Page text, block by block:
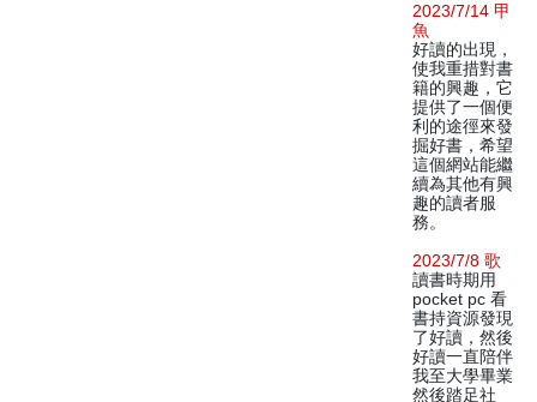
2023/7/14 甲
魚
好讀的出現，
使我重措對書
籍的興趣，它
提供了一個便
利的途徑來發
掘好書，希望
這個網站能繼
續為其他有興
趣的讀者服
務。
2023/7/8 歌
讀書時期用
pocket pc 看
書持資源發現
了好讀，然後
好讀一直陪伴
我至大學畢業
然後踏足社